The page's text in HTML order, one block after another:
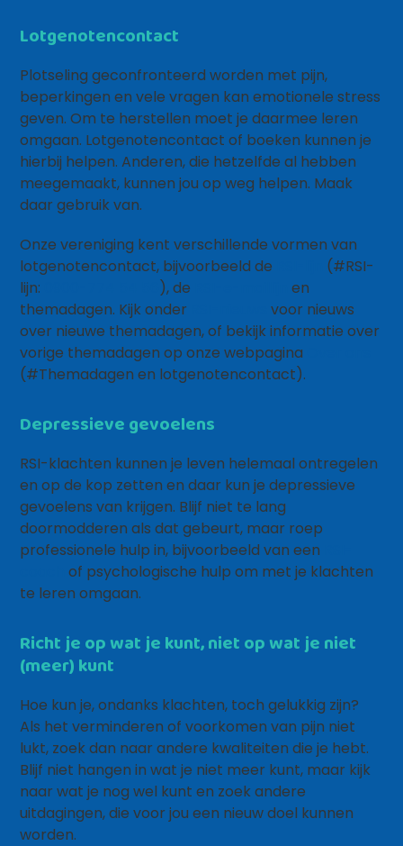
Lotgenotencontact
Plotseling geconfronteerd worden met pijn,
beperkingen en vele vragen kan emotionele stress
geven. Om te herstellen moet je daarmee leren
omgaan. Lotgenotencontact of boeken kunnen je
hierbij helpen. Anderen, die hetzelfde al hebben
meegemaakt, kunnen jou op weg helpen. Maak
daar gebruik van.
Onze vereniging kent verschillende vormen van
lotgenotencontact, bijvoorbeeld de
(#RSI-
lijn:
), de
en
themadagen. Kijk onder
voor nieuws
over nieuwe themadagen, of bekijk informatie over
vorige themadagen op onze webpagina
(#Themadagen en lotgenotencontact).
Depressieve gevoelens
RSI-klachten kunnen je leven helemaal ontregelen
en op de kop zetten en daar kun je depressieve
gevoelens van krijgen. Blijf niet te lang
doormodderen als dat gebeurt, maar roep
professionele hulp in, bijvoorbeeld van een
of psychologische hulp om met je klachten
te leren omgaan.
Richt je op wat je kunt, niet op wat je niet
(meer) kunt
Hoe kun je, ondanks klachten, toch gelukkig zijn?
Als het verminderen of voorkomen van pijn niet
lukt, zoek dan naar andere kwaliteiten die je hebt.
Blijf niet hangen in wat je niet meer kunt, maar kijk
naar wat je nog wel kunt en zoek andere
uitdagingen, die voor jou een nieuw doel kunnen
worden.